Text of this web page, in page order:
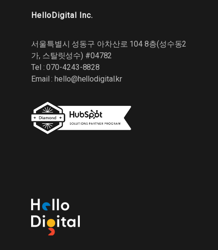
HelloDigital Inc.
서울특별시 성동구 아차산로 104 8층(성수동2
가, 스탈릿성수) #04782
Tel : 070-4243-8828
Email :hello@hellodigital.kr